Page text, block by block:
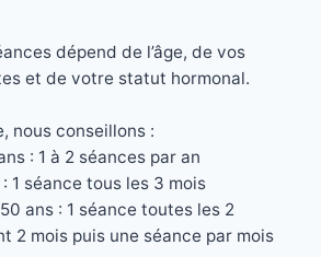
dépend de l’âge, de vos
et de votre statut hormonal.
nous conseillons :
: 1 à 2 séances par an
1 séance tous les 3 mois
ans : 1 séance toutes les 2
2 mois puis une séance par mois